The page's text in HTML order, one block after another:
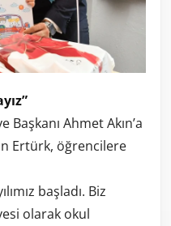
Başkanı Ahmet Akın’a
Ertürk, öğrencilere
başladı. Biz
olarak okul